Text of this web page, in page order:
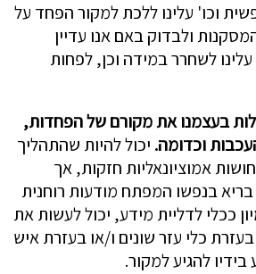
וכו' עלינו ללכת למקור הפחד על
ולבדוק באם אנו עדיין
לשחרר במידה וכן, לפחות
בעצמנו את מקורם של הפחדות,
וכדומה. יכול להיות שהתהליך
אמוציונאליות חזקות, אך
בנפשו המפתח מודעות רוחנית
ככלי לדליית מידע, יכול לעשות את
כלי עזר שונים ו/או בעזרת איש
להגיע למקור.